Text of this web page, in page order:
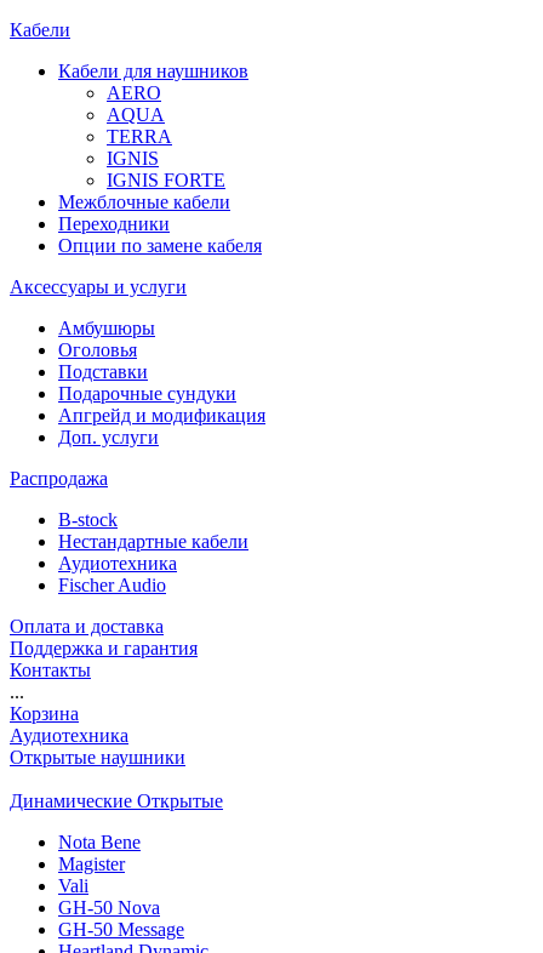
Кабели
Кабели для наушников
AERO
AQUA
TERRA
IGNIS
IGNIS FORTE
Межблочные кабели
Переходники
Опции по замене кабеля
Аксессуары и услуги
Амбушюры
Оголовья
Подставки
Подарочные сундуки
Апгрейд и модификация
Доп. услуги
Распродажа
B-stock
Нестандартные кабели
Аудиотехника
Fischer Audio
Оплата и доставка
Поддержка и гарантия
Контакты
...
Корзина
Аудиотехника
Открытые наушники
Динамические Открытые
Nota Bene
Magister
Vali
GH-50 Nova
GH-50 Message